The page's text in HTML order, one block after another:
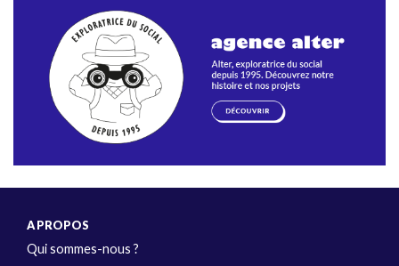
A PROPOS
Qui sommes-nous ?